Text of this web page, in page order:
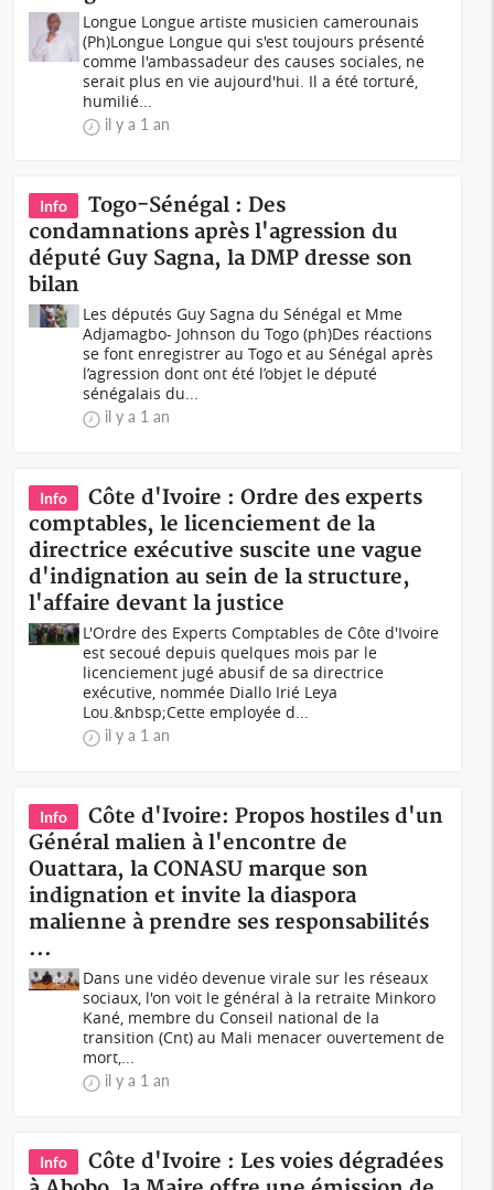
Longue Longue artiste musicien camerounais
(Ph)Longue Longue qui s'est toujours présenté
comme l'ambassadeur des causes sociales, ne
serait plus en vie aujourd'hui. Il a été torturé,
humilié...
il y a 1 an
Info
Togo-Sénégal : Des
condamnations après l'agression du
député Guy Sagna, la DMP dresse son
bilan
Les députés Guy Sagna du Sénégal et Mme
Adjamagbo- Johnson du Togo (ph)Des réactions
se font enregistrer au Togo et au Sénégal après
l’agression dont ont été l’objet le député
sénégalais du...
il y a 1 an
Info
Côte d'Ivoire : Ordre des experts
comptables, le licenciement de la
directrice exécutive suscite une vague
d'indignation au sein de la structure,
l'affaire devant la justice
L'Ordre des Experts Comptables de Côte d'Ivoire
est secoué depuis quelques mois par le
licenciement jugé abusif de sa directrice
exécutive, nommée Diallo Irié Leya
Lou.&nbsp;Cette employée d...
il y a 1 an
Info
Côte d'Ivoire: Propos hostiles d'un
Général malien à l'encontre de
Ouattara, la CONASU marque son
indignation et invite la diaspora
malienne à prendre ses responsabilités
...
Dans une vidéo devenue virale sur les réseaux
sociaux, l'on voit le général à la retraite Minkoro
Kané, membre du Conseil national de la
transition (Cnt) au Mali menacer ouvertement de
mort,...
il y a 1 an
Info
Côte d'Ivoire : Les voies dégradées